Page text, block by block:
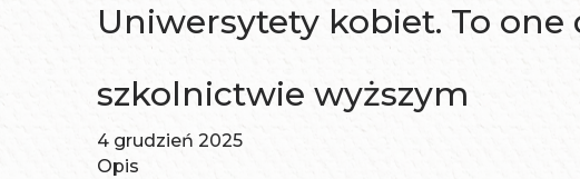
Uniwersytety kobiet. To
szkolnictwie wyższym
4 grudzień 2025
Opis